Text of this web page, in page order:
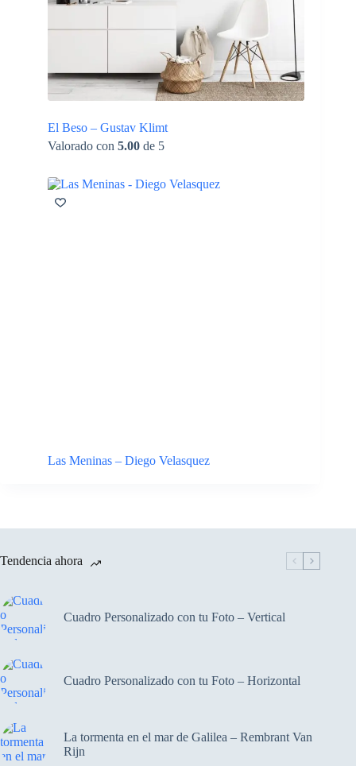
El Beso – Gustav Klimt
Valorado con 5.00 de 5
Las Meninas – Diego Velasquez
Tendencia ahora
Cuadro Personalizado con tu Foto – Vertical
Cuadro Personalizado con tu Foto – Horizontal
La tormenta en el mar de Galilea – Rembrant Van
Rijn